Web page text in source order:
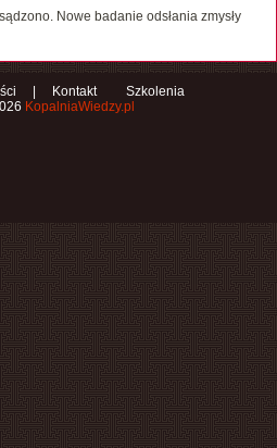
Nowe badanie odsłania zmysły
Kontakt
Szkolenia
KopalniaWiedzy.pl